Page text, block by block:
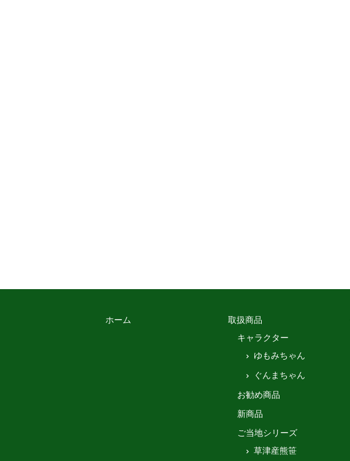
ホーム
取扱商品
キャラクター
ゆもみちゃん
ぐんまちゃん
お勧め商品
新商品
ご当地シリーズ
草津産熊笹